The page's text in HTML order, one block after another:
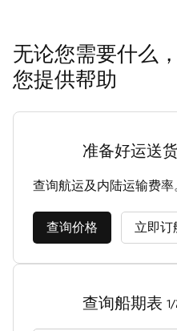
无论您需要什么
您提供帮助
准备好运送
查询航运及内陆运输费率
查询价格 立即订
查询船期表